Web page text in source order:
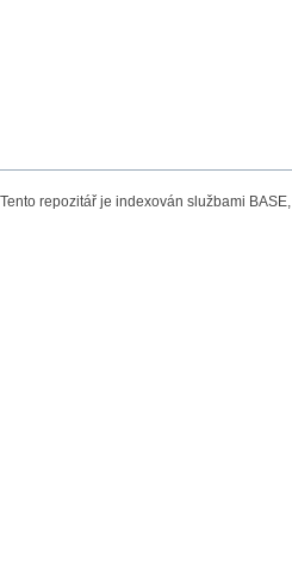
Tento repozitář je indexován službami